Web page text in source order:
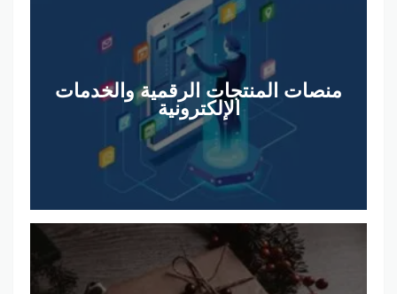
منصات المنتجات الرقمية والخدمات
الإلكترونية